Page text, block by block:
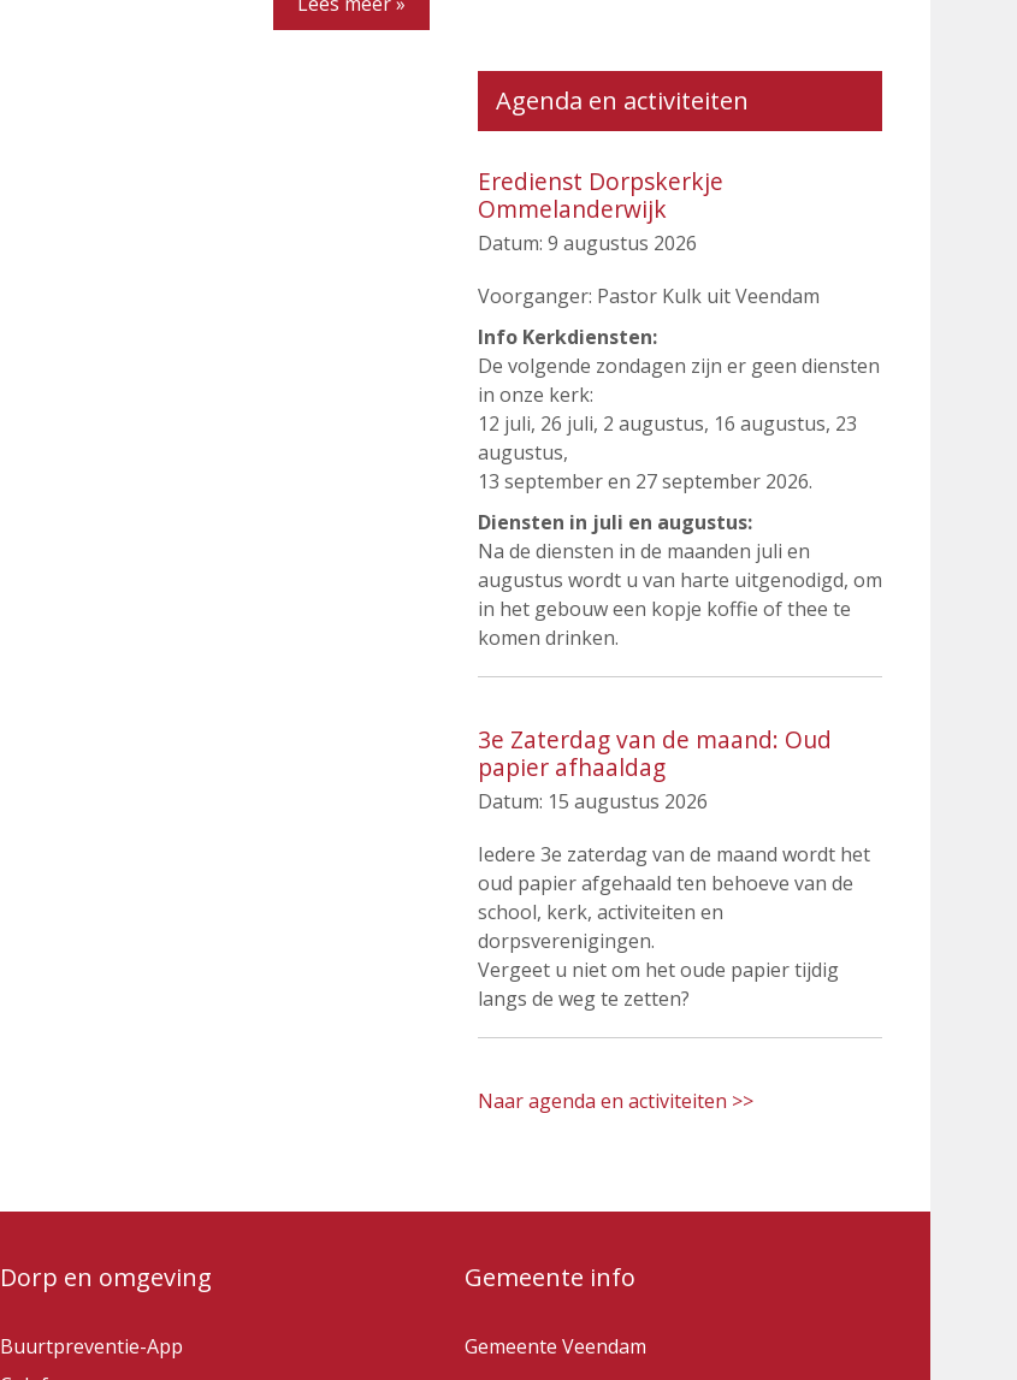
Agenda en activiteiten
Eredienst Dorpskerkje
Ommelanderwijk
Datum: 9 augustus 2026
Voorganger: Pastor Kulk uit Veendam
Info Kerkdiensten:
De volgende zondagen zijn er geen diensten
in onze kerk:
12 juli, 26 juli, 2 augustus, 16 augustus, 23
augustus,
13 september en 27 september 2026.
Diensten in juli en augustus:
Na de diensten in de maanden juli en
augustus wordt u van harte uitgenodigd, om
in het gebouw een kopje koffie of thee te
komen drinken.
3e Zaterdag van de maand: Oud
papier afhaaldag
Datum: 15 augustus 2026
Iedere 3e zaterdag van de maand wordt het
oud papier afgehaald ten behoeve van de
school, kerk, activiteiten en
dorpsverenigingen.
Vergeet u niet om het oude papier tijdig
langs de weg te zetten?
Naar agenda en activiteiten >>
Dorp en omgeving
Buurtpreventie-App
Gemeente info
Gemeente Veendam